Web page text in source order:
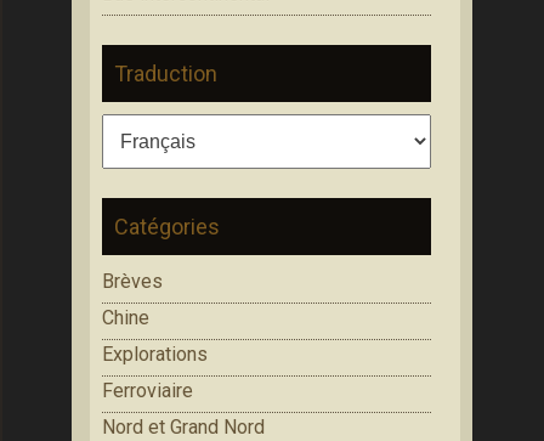
Traduction
Catégories
Brèves
Chine
Explorations
Ferroviaire
Nord et Grand Nord